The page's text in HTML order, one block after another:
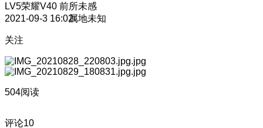
LV5荣耀V40 前所未感
2021-09-3 16:02属地未知
关注
504阅读
评论10